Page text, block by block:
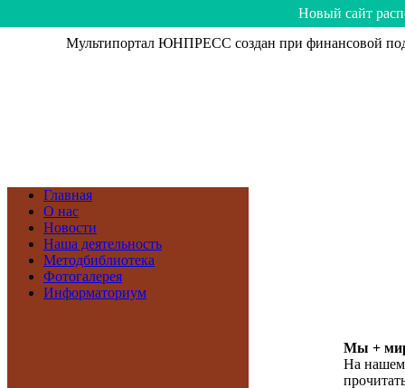
Hoвый caйт
Мультипортал ЮНПРЕСС создан при финансовой
Главная
О нас
Новости
Наша деятельность
Методбиблиотека
Фотогалерея
Информаториум
Мы + мир
На